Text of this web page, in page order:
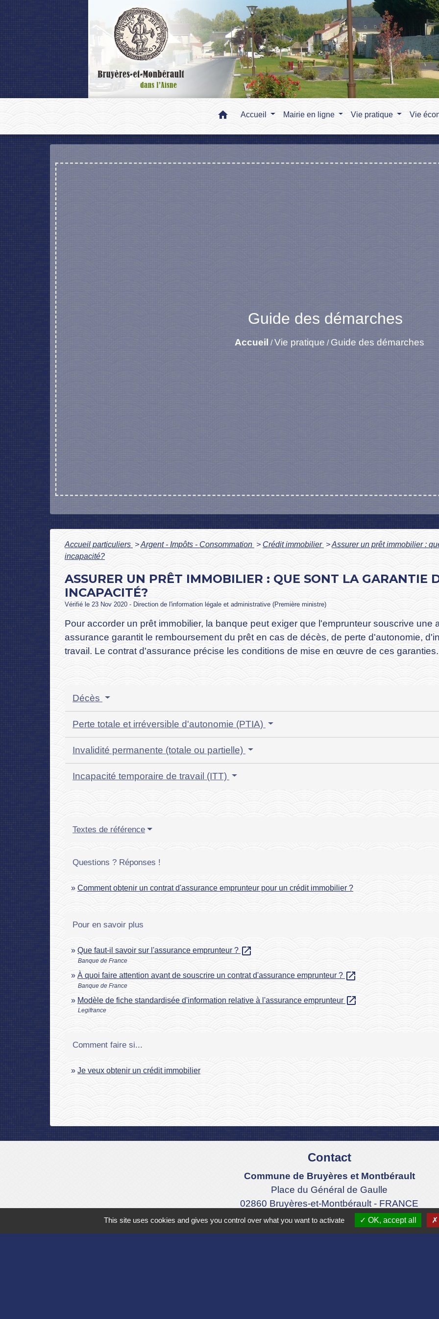
home Accueil Mairie en ligne Vie pratique Vie
Guide des démarches
Accueil /Vie pratique / Guide des démarches
Accueil particuliers >Argent - Impôts - Consommation > Crédit immobilier >Assurer un prêt immobilier :
incapacité?
ASSURER UN PRÊT IMMOBILIER : QUE SONT LA GARANTIE
INCAPACITÉ?
Vérifié le 23 Nov 2020 - Direction de l'information légale et administrative (Première ministre)
Pour accorder un prêt immobilier, la banque peut exiger que l'emprunteur souscrive une
assurance garantit le remboursement du prêt en cas de décès, de perte d'autonomie,
travail. Le contrat d'assurance précise les conditions de mise en œuvre de ces garanties.
Décès
Perte totale et irréversible d'autonomie (PTIA)
Invalidité permanente (totale ou partielle)
Incapacité temporaire de travail (ITT)
Textes de référence
Questions ? Réponses !
Comment obtenir un contrat d'assurance emprunteur pour un crédit immobilier ?
Pour en savoir plus
Que faut-il savoir sur l'assurance emprunteur ? open_in_new
Banque de France
À quoi faire attention avant de souscrire un contrat d'assurance emprunteur ? open_in_new
Banque de France
Modèle de fiche standardisée d'information relative à l'assurance emprunteur open_in_new
Legifrance
Comment faire si...
Je veux obtenir un crédit immobilier
Contact
Commune de Bruyères et Montbérault
Place du Général de Gaulle
02860 Bruyères-et-Montbérault - FRANCE
+33 3 23 24 74 77
Formulaire de contact
This site uses cookies and gives you control over what you want to activate OK, accept all